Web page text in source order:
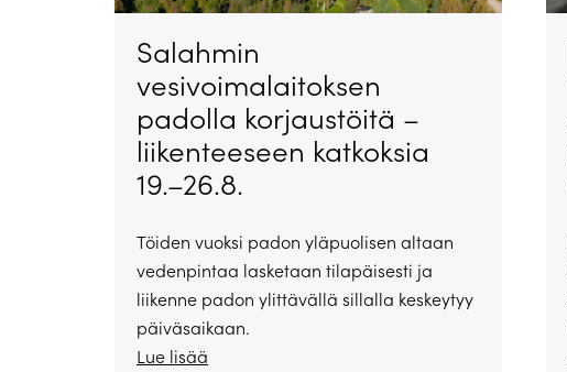
Salahmin
vesivoimalaitoksen
padolla korjaustöitä –
liikenteeseen katkoksia
19.–26.8.
Töiden vuoksi padon yläpuolisen altaan
vedenpintaa lasketaan tilapäisesti ja
liikenne padon ylittävällä sillalla keskeytyy
päiväsaikaan.
Lue lisää